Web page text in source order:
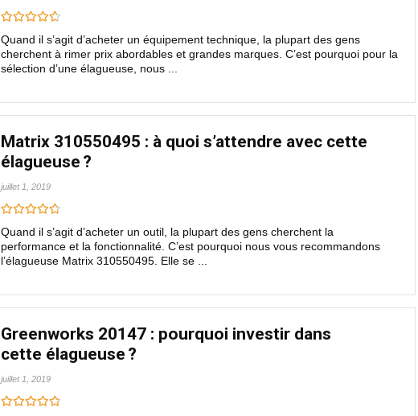
Quand il s’agit d’acheter un équipement technique, la plupart des gens
cherchent à rimer prix abordables et grandes marques. C’est pourquoi pour la
sélection d’une élagueuse, nous ...
Matrix 310550495 : à quoi s’attendre avec cette
élagueuse ?
juillet 1, 2019
Quand il s’agit d’acheter un outil, la plupart des gens cherchent la
performance et la fonctionnalité. C’est pourquoi nous vous recommandons
l’élagueuse Matrix 310550495. Elle se ...
Greenworks 20147 : pourquoi investir dans
cette élagueuse ?
juillet 1, 2019